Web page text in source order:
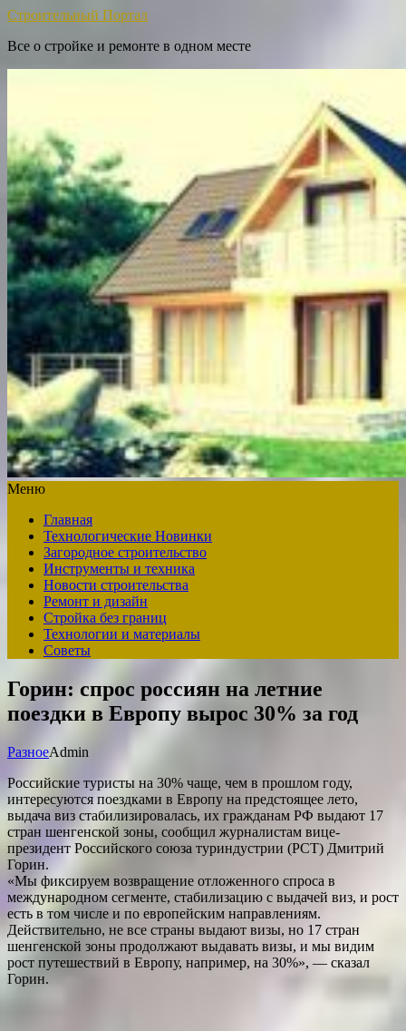
Строительный Портал
Все о стройке и ремонте в одном месте
Меню
Главная
Технологические Новинки
Загородное строительство
Инструменты и техника
Новости строительства
Ремонт и дизайн
Стройка без границ
Технологии и материалы
Советы
Горин: спрос россиян на летние
поездки в Европу вырос 30% за год
РазноеAdmin
Российские туристы на 30% чаще, чем в прошлом году,
интересуются поездками в Европу на предстоящее лето,
выдача виз стабилизировалась, их гражданам РФ выдают 17
стран шенгенской зоны, сообщил журналистам вице-
президент Российского союза туриндустрии (РСТ) Дмитрий
Горин.
«Мы фиксируем возвращение отложенного спроса в
международном сегменте, стабилизацию с выдачей виз, и рост
есть в том числе и по европейским направлениям.
Действительно, не все страны выдают визы, но 17 стран
шенгенской зоны продолжают выдавать визы, и мы видим
рост путешествий в Европу, например, на 30%», — сказал
Горин.